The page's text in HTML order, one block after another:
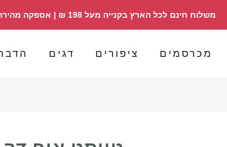
משלוח חינם לכל הארץ בקנייה מעל 198 ₪ | אספקה מהירה | הזמנות 098358030
מכרסמים ציפורים דגים